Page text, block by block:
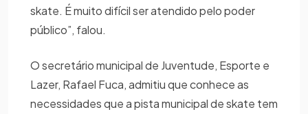
skate. É muito difícil ser atendido pelo poder
público”, falou.
O secretário municipal de Juventude, Esporte e
Lazer, Rafael Fuca, admitiu que conhece as
necessidades que a pista municipal de skate tem